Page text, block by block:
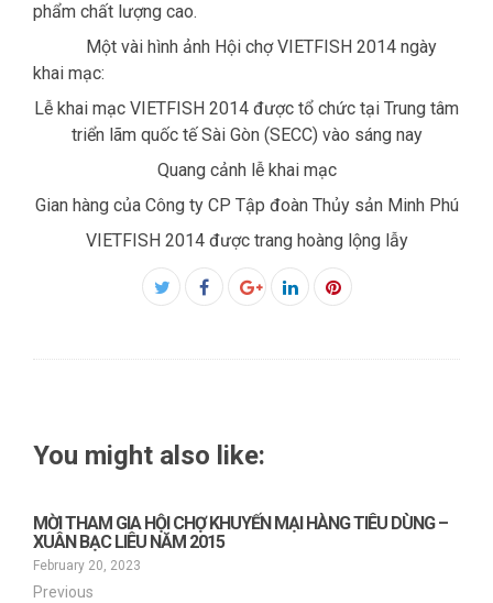
phẩm chất lượng cao.
Một vài hình ảnh Hội chợ VIETFISH 2014 ngày
khai mạc:
Lễ khai mạc VIETFISH 2014 được tổ chức tại Trung tâm
triển lãm quốc tế Sài Gòn (SECC) vào sáng nay
Quang cảnh lễ khai mạc
Gian hàng của Công ty CP Tập đoàn Thủy sản Minh Phú
VIETFISH 2014 được trang hoàng lộng lẫy
Facebook
You might also like:
MỜI THAM GIA HỘI CHỢ KHUYẾN MẠI HÀNG TIÊU DÙNG –
XUÂN BẠC LIÊU NĂM 2015
February 20, 2023
Previous